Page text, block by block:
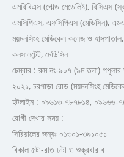
এমবিবিএস (গোল্ড মেডেলিষ্ট), বিসিএস
এমসিপিএস, এফসিপিএস (মেডিসিন),
ময়মনসিংহ মেডিকেল কলেজ ও
কনসালটেন্ট, মেডিসিন
চেম্বার : রুম নং-৯০৭ (৯ম তলা) পপুলার
২০২১, চরপাড়া রোড (ময়মনসিংহ
হটলাইন : ০৯৬১৩-৭৮৭৮১৪, ০৯৬৬৬-
রোগী দেখার সময় :
সিরিয়ালের জন্যঃ ০১৩০১-৩৯১০৫১
বিকাল ৫টা-রাত ৮টা ও শুক্রবার ব